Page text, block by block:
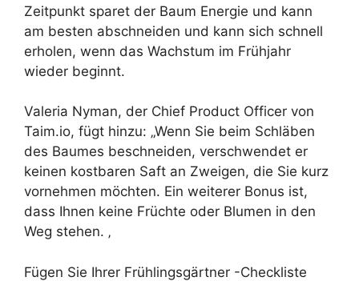
Zeitpunkt sparet der Baum Energie und kann
am besten abschneiden und kann sich schnell
erholen, wenn das Wachstum im Frühjahr
wieder beginnt.
Valeria Nyman, der Chief Product Officer von
Taim.io, fügt hinzu: „Wenn Sie beim Schläben
des Baumes beschneiden, verschwendet er
keinen kostbaren Saft an Zweigen, die Sie kurz
vornehmen möchten. Ein weiterer Bonus ist,
dass Ihnen keine Früchte oder Blumen in den
Weg stehen. ‚
Fügen Sie Ihrer Frühlingsgärtner -Checkliste